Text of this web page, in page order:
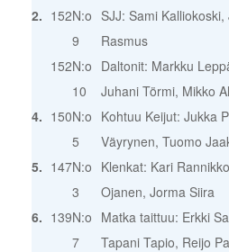
2. 152N:o
9
SJJ: Sami
Rasmus
152N:o
10
Daltonit: Markku
Juhani Törmi, Mikko
4. 150N:o
5
Kohtuu Keijut: Jukka
Väyrynen, Tuomo
5. 147N:o
3
Klenkat: Kari
Ojanen, Jorma Siira
6. 139N:o
7
Matka taittuu: Erkki
Tapani Tapio, Reijo